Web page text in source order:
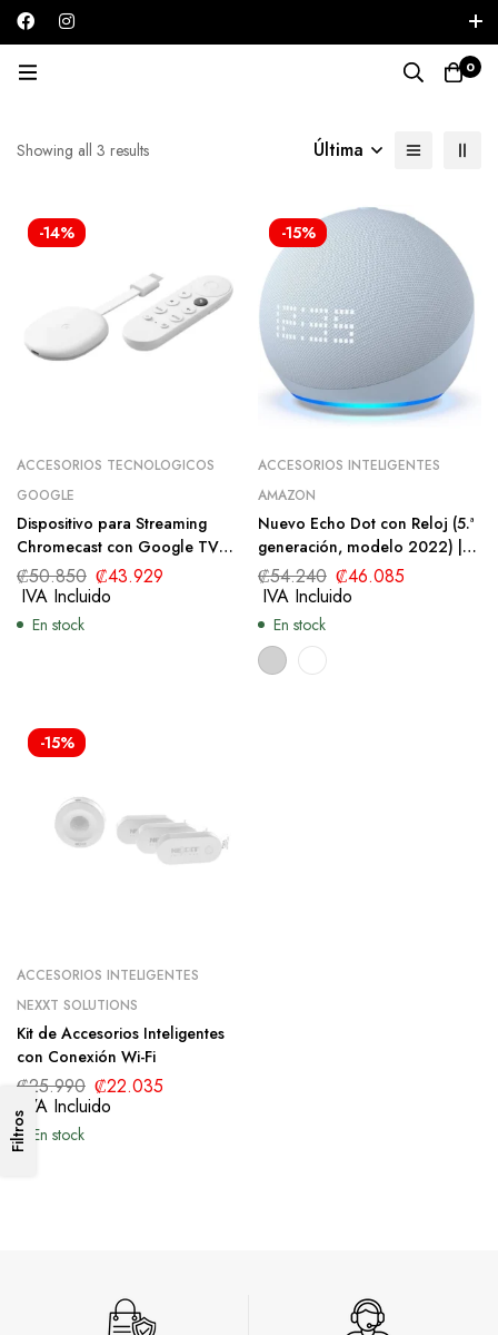
0
Showing all 3 results Última
Filtros
-14%
ACCESORIOS TECNOLOGICOS
GOOGLE
Dispositivo para Streaming
Chromecast con Google TV
4K
₡50.850 ₡43.929
IVA Incluido
En stock
-15%
ACCESORIOS INTELIGENTES
AMAZON
Nuevo Echo Dot con Reloj (5.ª
generación, modelo 2022) |
Parlante inteligente con reloj y
Alexa
₡54.240 ₡46.085
IVA Incluido
En stock
-15%
ACCESORIOS INTELIGENTES
NEXXT SOLUTIONS
Kit de Accesorios Inteligentes
con Conexión Wi-Fi
₡25.990 ₡22.035
IVA Incluido
En stock